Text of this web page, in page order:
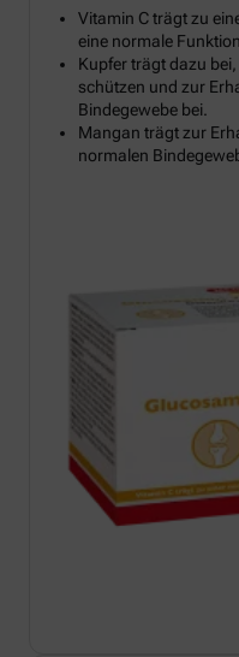
Vitamin C trägt zu
eine normale
Kupfer trägt dazu
schützen und zur
Bindegewebe bei.
Mangan trägt zur
normalen